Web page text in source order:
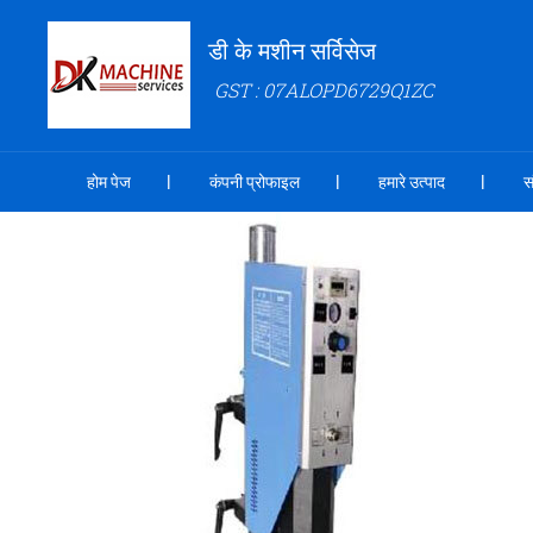
डी के मशीन सर्विसेज
GST : 07ALOPD6729Q1ZC
होम पेज कंपनी प्रोफाइल हमारे उत्पाद